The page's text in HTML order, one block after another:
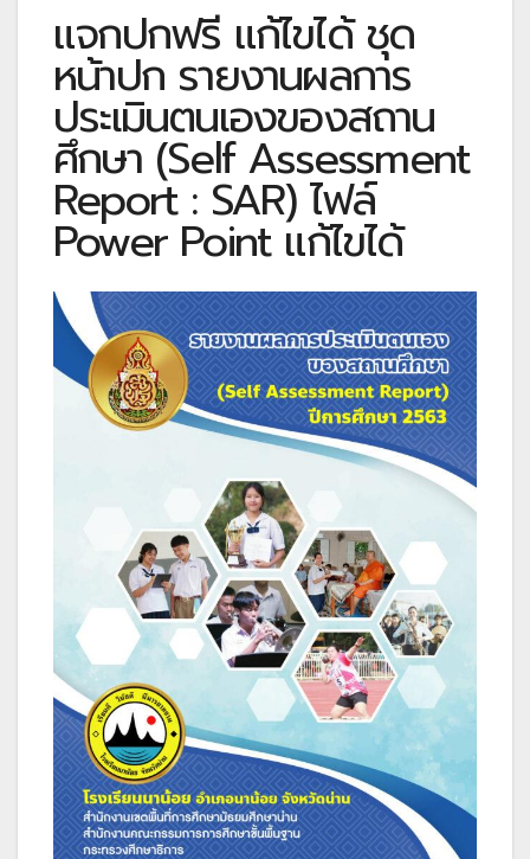
แจกปกฟรี แก้ไขได้ ชุด
หน้าปก รายงานผลการ
ประเมินตนเองของสถาน
ศึกษา (Self Assessment
Report : SAR) ไฟล์
Power Point แก้ไขได้